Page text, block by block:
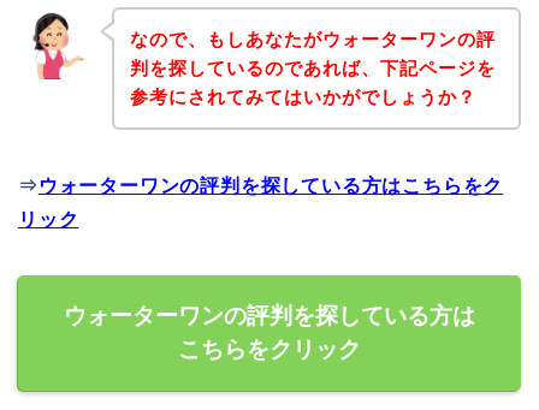
なので、もしあなたがウォーターワンの評
判を探しているのであれば、下記ページを
参考にされてみてはいかがでしょうか？
⇒ ウォーターワンの評判を探している方はこちらをク
リック
ウォーターワンの評判を探している方は
こちらをクリック